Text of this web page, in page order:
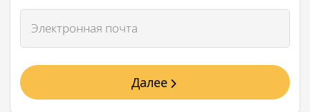
Далее